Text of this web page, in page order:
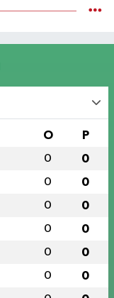
O P
0 0
0 0
0 0
0 0
0 0
0 0